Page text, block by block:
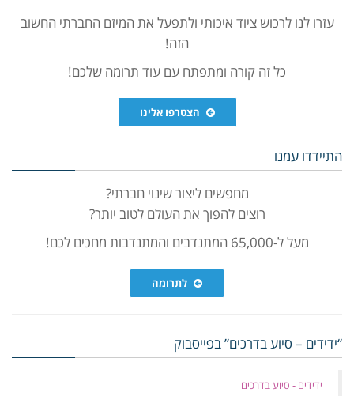
עזרו לנו לרכוש ציוד איכותי ולתפעל את המיזם החברתי החשוב
הזה!
כל זה קורה ומתפתח עם עוד תרומה שלכם!
הצטרפו אלינו
התיידדו עמנו
מחפשים ליצור שינוי חברתי?
רוצים להפוך את העולם לטוב יותר?
מעל ל-65,000 המתנדבים והמתנדבות מחכים לכם!
לתרומה
“ידידים – סיוע בדרכים” בפייסבוק
‏ידידים - סיוע בדרכים